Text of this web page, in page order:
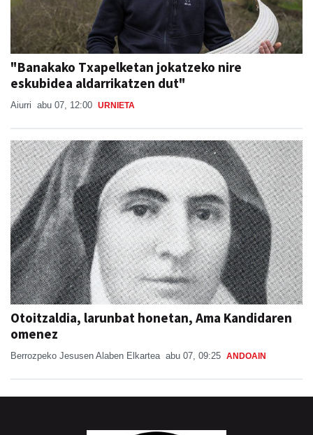
"Banakako Txapelketan jokatzeko nire
eskubidea aldarrikatzen dut"
Aiurri abu 07, 12:00 URNIETA
Otoitzaldia, larunbat honetan, Ama Kandidaren
omenez
Berrozpeko Jesusen Alaben Elkartea abu 07, 09:25 ANDOAIN